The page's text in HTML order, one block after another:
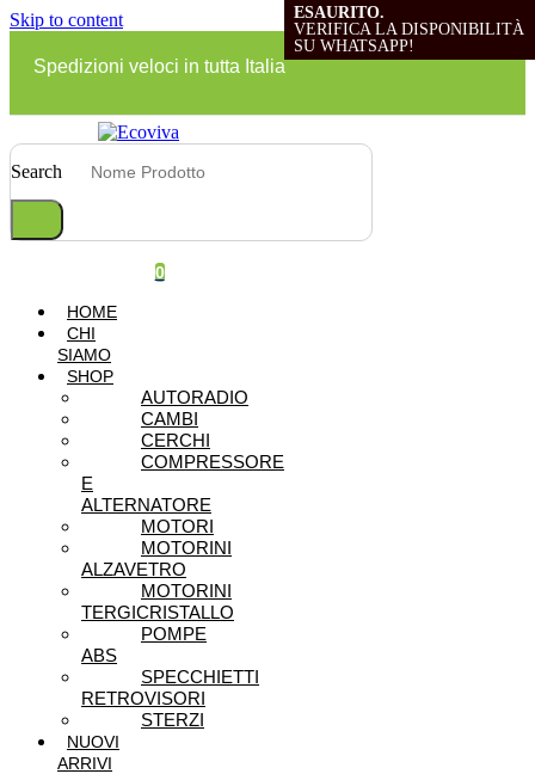
Skip to content
Spedizioni veloci in tutta Italia
Search
0
HOME
CHI
SIAMO
SHOP
AUTORADIO
CAMBI
CERCHI
COMPRESSORE
E
ALTERNATORE
MOTORI
MOTORINI
ALZAVETRO
MOTORINI
TERGICRISTALLO
POMPE
ABS
SPECCHIETTI
RETROVISORI
STERZI
NUOVI
ARRIVI
ESAURITO.
VERIFICA LA DISPONIBILITÀ
SU WHATSAPP!
ESAURITO.
VERIFICA LA DISPONIBILITÀ
SU WHATSAPP!
ESAURITO.
VERIFICA LA DISPONIBILITÀ
SU WHATSAPP!